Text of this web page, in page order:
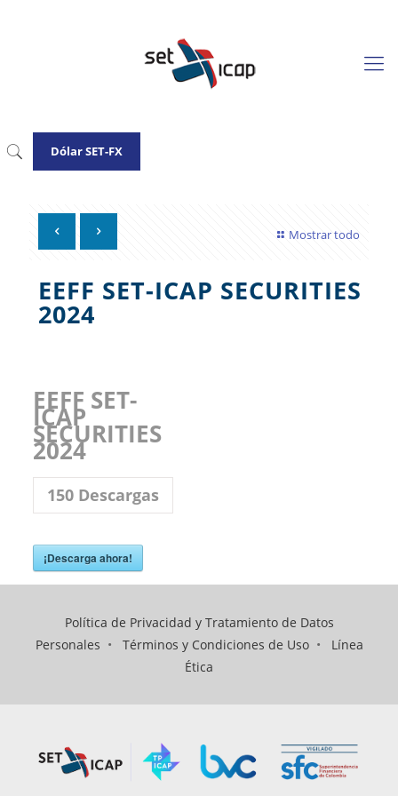
Dólar SET-FX
Mostrar todo
EEFF SET-ICAP SECURITIES
2024
EEFF SET-
ICAP
SECURITIES
2024
150Descargas
¡Descarga ahora!
Política de Privacidad y Tratamiento de Datos
Personales • Términos y Condiciones de Uso• Línea
Ética